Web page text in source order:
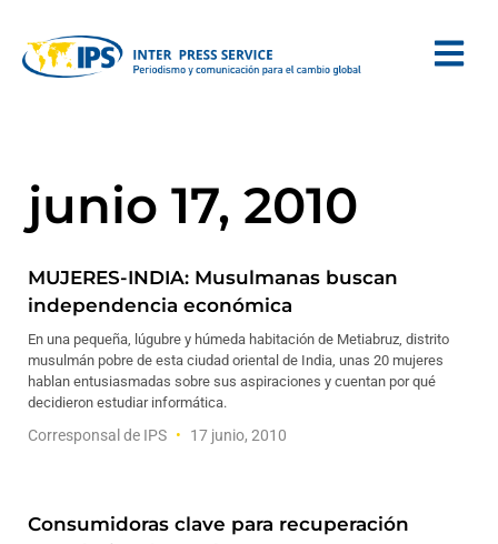
junio 17, 2010
MUJERES-INDIA: Musulmanas buscan
independencia económica
En una pequeña, lúgubre y húmeda habitación de Metiabruz, distrito
musulmán pobre de esta ciudad oriental de India, unas 20 mujeres
hablan entusiasmadas sobre sus aspiraciones y cuentan por qué
decidieron estudiar informática.
Corresponsal de IPS 17 junio, 2010
Consumidoras clave para recuperación